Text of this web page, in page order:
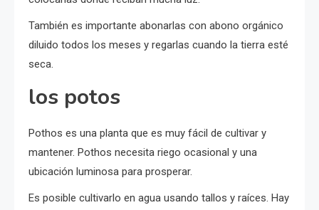
También es importante abonarlas con abono orgánico
diluido todos los meses y regarlas cuando la tierra esté
seca.
los potos
Pothos es una planta que es muy fácil de cultivar y
mantener. Pothos necesita riego ocasional y una
ubicación luminosa para prosperar.
Es posible cultivarlo en agua usando tallos y raíces. Hay